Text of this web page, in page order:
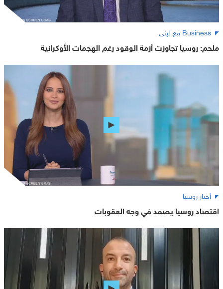
Business مع لبنى
ملحم: روسيا تجاوزت أزمة الوقود رغم الهجمات الأوكرانية
أخبار روسيا
اقتصاد روسيا يصمد في وجه العقوبات